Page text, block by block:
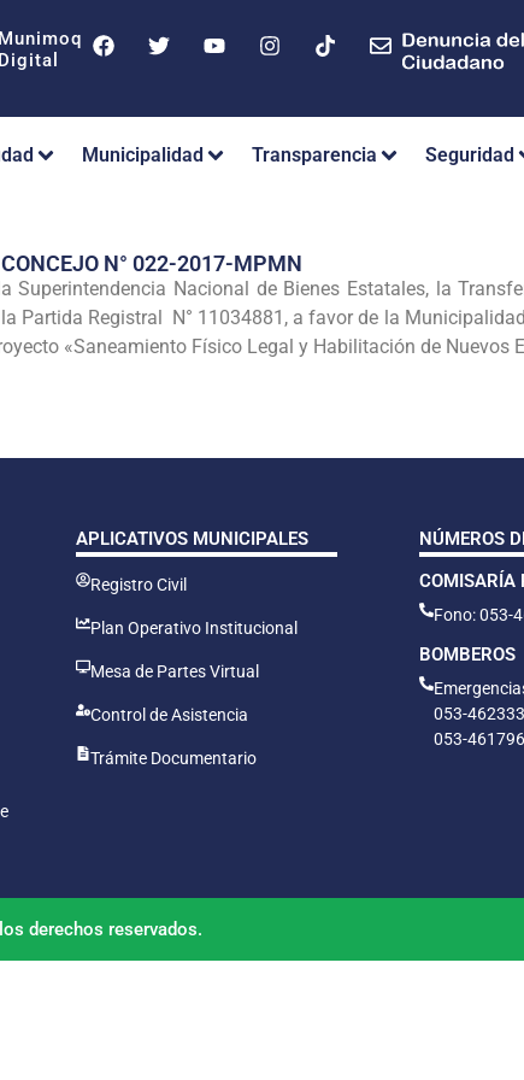
Munimoq
Digital
Municipalidad Transparencia Seguridad
CONCEJO N° 022-2017-MPMN
Superintendencia Nacional de Bienes Estatales, la
Partida Registral N° 11034881, a favor de la
«Saneamiento Físico Legal y Habilitación de Nuevos
APLICATIVOS MUNICIPALES
Registro Civil
Plan Operativo Institucional
Mesa de Partes Virtual
Control de Asistencia
Trámite Documentario
NÚMEROS
COMISARÍA
Fono: 053-
BOMBEROS
053-462333
053-461796
derechos reservados.